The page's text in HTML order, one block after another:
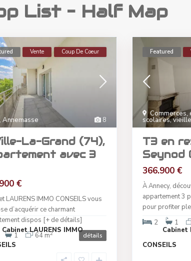
List – Half Map
8
, Annemasse
Vente Coup De Coeur
La-Grand (74),
avec 3
€
LAURENS IMMO CONSEILS vous
d’acquérir ce charmant
dispos [+ de détails]
1 64 m2 détails
Cabinet LAURENS IMMO
scolaires,
Featured
T3 en
Seynod
366.900 €
À Annecy,
appartement 3
pour profiter
2
1
Cabinet
CONSEILS